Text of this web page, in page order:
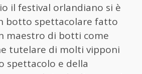
il festival orlandiano si è
botto spettacolare fatto
maestro di botti come
tutelare di molti vipponi
spettacolo e della